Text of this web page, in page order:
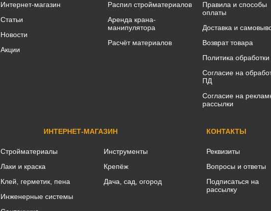
Интернет-магазин
Статьи
Новости
Акции
Распил стройматериалов
Аренда крана-
манипулятора
Расчёт материалов
Правила и способы
оплаты
Доставка и
Возврат товара
Политика
Согласие на
ПД
Согласие на
рассылки
ИНТЕРНЕТ-МАГАЗИН
Стройматериалы
Лаки и краска
Клей, герметик, пена
Инженерные системы
Инструменты
Крепёж
Дача, сад, огород
КОНТАКТЫ
Реквизиты
Вопросы и ответы
Подписаться на
рассылку